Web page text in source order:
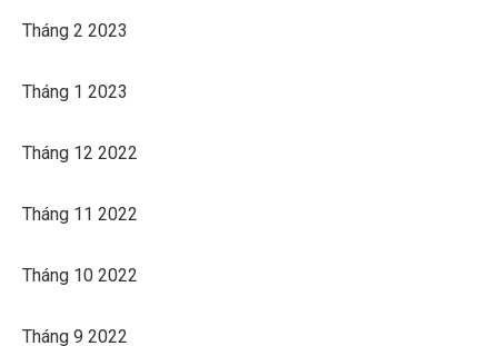
Tháng 2 2023
Tháng 1 2023
Tháng 12 2022
Tháng 11 2022
Tháng 10 2022
Tháng 9 2022